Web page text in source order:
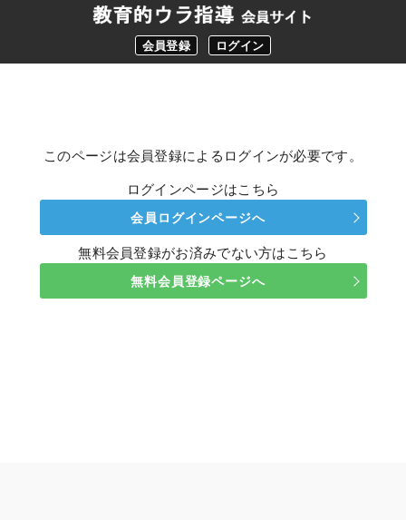
会員登録 ログイン
このページは会員登録によるログインが必要です。
ログインページはこちら
会員ログインページへ
無料会員登録がお済みでない方はこちら
無料会員登録ページへ